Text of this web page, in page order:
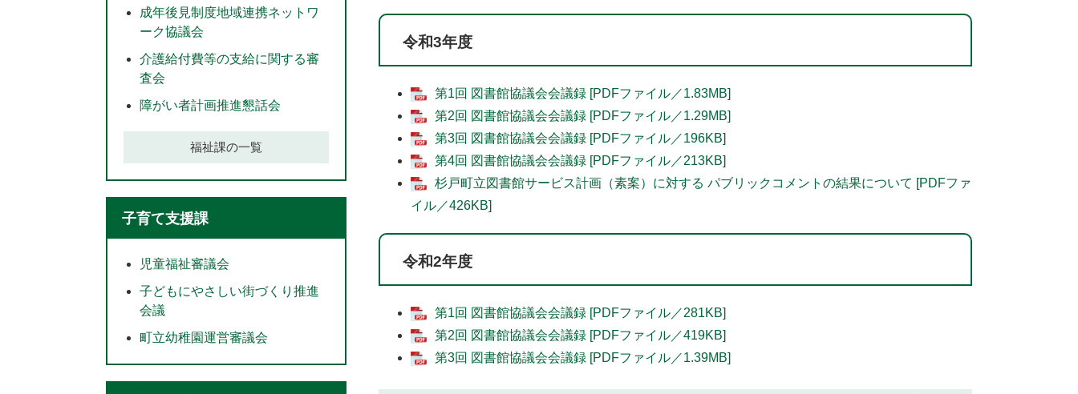
令和3年度
第1回 図書館協議会会議録 [PDFファイル／1.83MB]
第2回 図書館協議会会議録 [PDFファイル／1.29MB]
第3回 図書館協議会会議録 [PDFファイル／196KB]
第4回 図書館協議会会議録 [PDFファイル／213KB]
杉戸町立図書館サービス計画（素案）に対する パブリックコメントの結果について [PDFファ
イル／426KB]
令和2年度
第1回 図書館協議会会議録 [PDFファイル／281KB]
第2回 図書館協議会会議録 [PDFファイル／419KB]
第3回 図書館協議会会議録 [PDFファイル／1.39MB]
成年後見制度地域連携ネットワ
ーク協議会
介護給付費等の支給に関する審
査会
障がい者計画推進懇話会
福祉課の一覧
子育て支援課
児童福祉審議会
子どもにやさしい街づくり推進
会議
町立幼稚園運営審議会